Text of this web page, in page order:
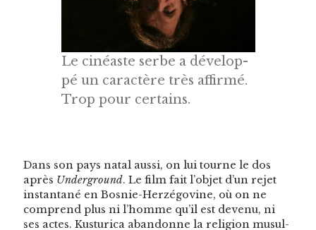
Le cinéaste serbe a dévelop­
pé un car­ac­tère très affir­mé.
Trop pour certains.
Dans son pays natal aus­si, on lui tourne le dos
après Under­ground. Le film fait l’objet d’un rejet
instan­ta­né en Bosnie-Herzé­govine, où on ne
com­prend plus ni l’homme qu’il est devenu, ni
ses actes. Kus­turi­ca aban­donne la reli­gion musul­